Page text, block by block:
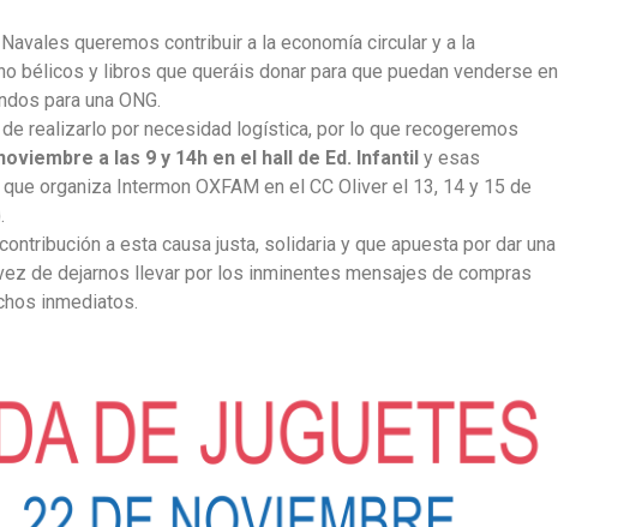
queremos contribuir a la economía circular y a la
bélicos y libros que queráis donar para que puedan venderse en
para una ONG.
realizarlo por necesidad logística, por lo que recogeremos
a las 9 y 14h en el hall de Ed. Infantil y esas
organiza Intermon OXFAM en el CC Oliver el 13, 14 y 15 de
a esta causa justa, solidaria y que apuesta por dar una
de dejarnos llevar por los inminentes mensajes de compras
inmediatos.